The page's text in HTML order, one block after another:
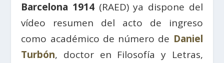
Barcelona 1914 (RAED) ya dispone del
vídeo resumen del acto de ingreso
como académico de número de Daniel
Turbón, doctor en Filosofía y Letras,